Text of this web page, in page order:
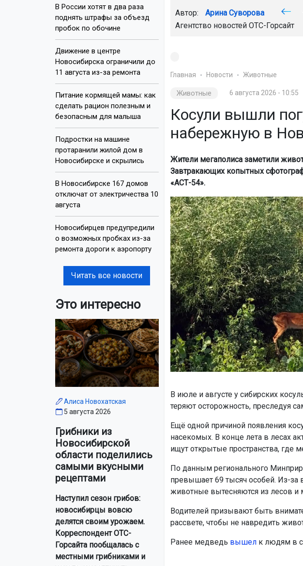
В России хотят в два раза
поднять штрафы за объезд
пробок по обочине
Движение в центре
Новосибирска ограничили до
11 августа из-за ремонта
Питание кормящей мамы: как
сделать рацион полезным и
безопасным для малыша
Подростки на машине
протаранили жилой дом в
Новосибирске и скрылись
В Новосибирске 167 домов
отключат от электричества 10
августа
Новосибирцев предупредили
о возможных пробках из-за
ремонта дороги к аэропорту
Читать все новости
Это интересно
Алиса Новохатская
5 августа 2026
Грибники из
Новосибирской
области поделились
самыми вкусными
рецептами
Наступил сезон грибов:
новосибирцы вовсю
делятся своим урожаем.
Корреспондент ОТС-
Горсайта пообщалась с
местными грибниками и
Автор: Арина Суворова
Агентство новостей ОТС-Горсайт
Главная Новости Животные
Животные 6 августа 2026 - 10:55
Косули вышли
набережную в
Жители мегаполиса заметили
Завтракающих копытных
«АСТ-54».
В июле и августе у сибирских
теряют осторожность, преследуя
Ещё одной причиной появления
насекомых. В конце лета в лесах
ищут открытые пространства, где
По данным регионального
превышает 69 тысяч особей. Из-за
животные вытесняются из лесов и
Водителей призывают быть
рассвете, чтобы не навредить
Ранее медведь вышелк людям в